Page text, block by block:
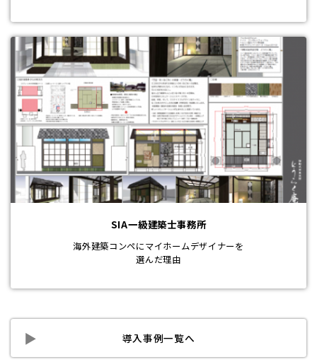
SIA一級建築士事務所
海外建築コンペにマイホームデザイナーを
選んだ理由
導入事例一覧へ